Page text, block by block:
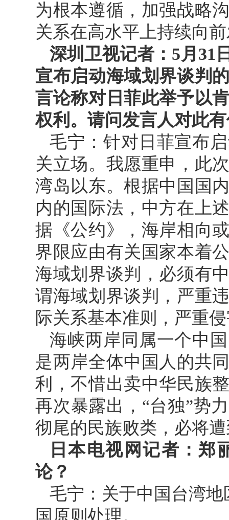
为根本遵循，加强战略
关系在高水平上持续向
深圳卫视记者：5月31
宣布启动海域划界谈判
言论称对日菲此举予以
权利。请问发言人对此
毛宁：针对日菲宣布
关立场。我愿重申，此
湾岛以东。根据中国国
内的国际法，中方在上
据《公约》，海岸相向
界限应由有关国家本着
海域划界谈判，必须有
谓海域划界谈判，严重
际关系基本准则，严重
海峡两岸同属一个中
是两岸全体中国人的共
利，不惜出卖中华民族
再次暴露出，“台独”势
彻尾的民族败类，必将
日本电视网记者：郑
论？
毛宁：关于中国台湾
国原则处理。